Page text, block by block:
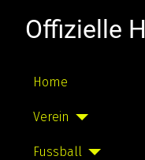
Offizielle
Home
Verein
Fussball